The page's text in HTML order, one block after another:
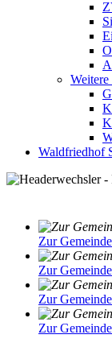
Waldfriedhof
Zur
Zur
Zur
Zur